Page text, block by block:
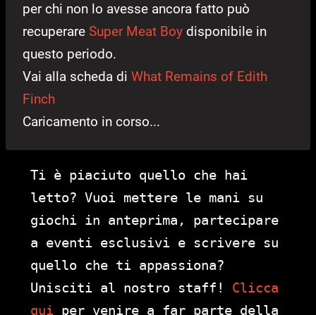
per chi non lo avesse ancora fatto può
recuperare Super Meat Boy disponibile in
questo periodo.
Vai alla scheda di What Remains of Edith
Finch
Caricamento in corso...
Ti è piaciuto quello che hai
letto? Vuoi mettere le mani su
giochi in anteprima, partecipare
a eventi esclusivi e scrivere su
quello che ti appassiona?
Unisciti al nostro staff! Clicca
qui per venire a far parte della